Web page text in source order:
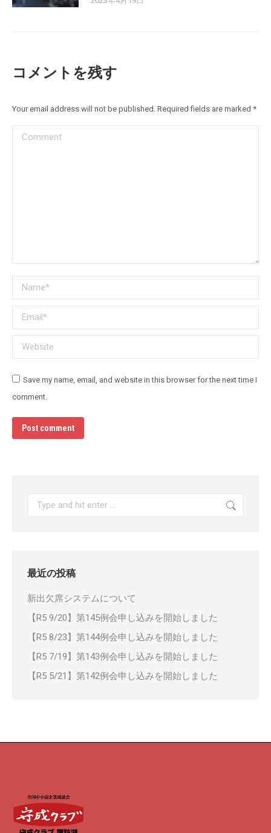
コメントを残す
Your email address will not be published. Required fields are marked *
Comment
Name *
Email *
Website
Save my name, email, and website in this browser for the next time I
comment.
Post comment
最近の投稿
新出欠席システムについて
【R5 9/20】第145例会申し込みを開始しました
【R5 8/23】第144例会申し込みを開始しました
【R5 7/19】第143例会申し込みを開始しました
【R5 5/21】第142例会申し込みを開始しました